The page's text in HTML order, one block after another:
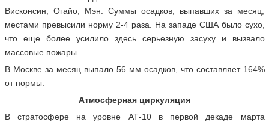
Висконсин, Огайо, Мэн. Суммы осадков, выпавших за месяц,
местами превысили норму 2-4 раза. На западе США было сухо,
что еще более усилило здесь серьезную засуху и вызвало
массовые пожары.
В Москве за месяц выпало 56 мм осадков, что составляет 164%
от нормы.
Атмосферная циркуляция
В стратосфере на уровне АТ-10 в первой декаде марта